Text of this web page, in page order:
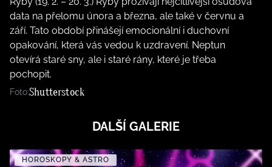
data na přelomu února a března, ale také v červnu a
září. Tato období přinášejí emocionální i duchovní
opakování, která vás vedou k uzdravení. Neptun
otevírá staré sny, ale i staré rány, které je třeba
pochopit.
Foto:Shutterstock
DALŠÍ GALERIE
HOROSKOPY & ASTRO